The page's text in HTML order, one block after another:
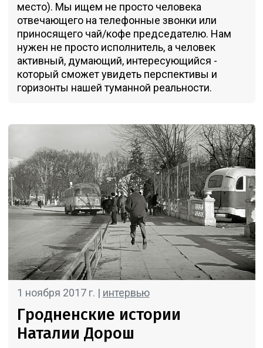
место). Мы ищем не просто человека
отвечающего на телефонные звонки или
приносящего чай/кофе председателю. Нам
нужен не просто исполнитель, а человек
активный, думающий, интересующийся -
который сможет увидеть перспективы и
горизонты нашей туманной реальности.
1 ноября 2017 г. | интервью
Гродненские истории
Наталии Дорош